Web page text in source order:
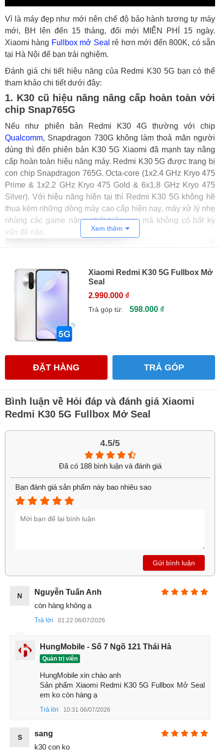
Vì là máy đẹp như mới nên chế độ bảo hành tương tự máy
mới, BH lên đến 15 tháng, đổi mới MIỄN PHÍ 15 ngày.
Xiaomi hàng Fullbox mở Seal rẻ hơn mới đến 800K, có sẵn
tại Hà Nội để bạn trải nghiệm.
Đánh giá chi tiết hiệu năng của Redmi K30 5G bạn có thể
tham khảo chi tiết dưới đây:
1. K30 cũ hiệu năng nâng cấp hoàn toàn với
chip Snap765G
Nếu như phiên bản Redmi K30 4G thường với chip
Qualcomm, Snapdragon 730G không làm thoả mãn người
dùng thì đến phiên bản K30 5G Xiaomi đã mạnh tay nâng
cấp hoàn toàn hiệu năng máy. Redmi K30 5G được trang bị
con chip Snapdragon 765G. Octa-core (1x2.4 GHz Kryo 475
Prime & 1x2.2 GHz Kryo 475 Gold & 6x1.8 GHz Kryo 475
Silver). Với hiệu năng hiện tại thì Redmi K30 5G không hề
thua kèm những dòng máy cao cấp hiện nay, máy xử lý nhẹ
nhàng các game nặng nhất hiện nay mà không có bất kỳ
vấn đề nào.
Xiaomi Redmi K30 5G
Ngoài ra, Redmi k30 5G được trang bị viên pin 4500mAh,
tích hợp sạc nhanh 30W, sạc 100% pin chỉ trong 57 phút.
2. Kết nối 5G dẫn đầu xu hướng
Khi mà kết nối 5G đang trở thành xu hướng hiện tại thì
cao sẽ nhanh chóng, mượt mà và ổn định hơn bao giờ hết.
Xem thêm
Xiaomi Redmi K30 5G Fullbox Mở
Seal
2.990.000 ₫
Trả góp từ: 598.000 ₫
ĐẶT HÀNG TRẢ GÓP
Bình luận về Hỏi đáp và đánh giá Xiaomi
Redmi K30 5G Fullbox Mở Seal
4.5/5
Đã có 188 bình luận và đánh giá
Bạn đánh giá sản phẩm này bao nhiêu sao
Gửi bình luận
N
Nguyễn Tuấn Anh
còn hàng không ạ
Trả lời 01:22 06/07/2026
HungMobile - Số 7 Ngõ 121 Thái Hà
Quản trị viên
HungMobile xin chào anh
Sản phẩm Xiaomi Redmi K30 5G Fullbox Mở Seal
em ko còn hàng ạ
Trả lời 10:31 06/07/2026
S
sang
k30 con ko